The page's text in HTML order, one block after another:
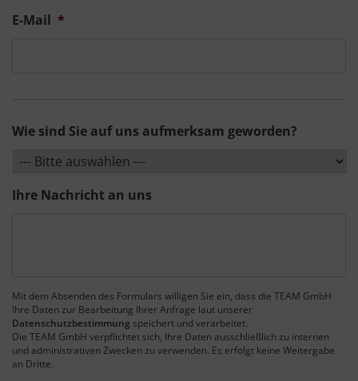
E-Mail *
Wie sind Sie auf uns aufmerksam geworden?
Ihre Nachricht an uns
Mit dem Absenden des Formulars willigen Sie ein, dass die TEAM GmbH
Ihre Daten zur Bearbeitung Ihrer Anfrage laut unserer
Datenschutzbestimmung speichert und verarbeitet.
Die TEAM GmbH verpflichtet sich, Ihre Daten ausschließlich zu internen
und administrativen Zwecken zu verwenden. Es erfolgt keine Weitergabe
an Dritte.